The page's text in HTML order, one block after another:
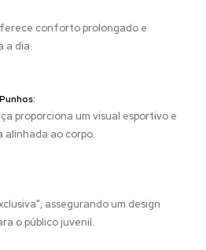
conforto prolongado e
a dia.
proporciona um visual esportivo e
ao corpo.
assegurando um design
o público juvenil.